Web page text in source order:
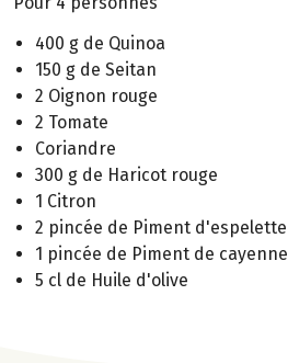
400 g de Quinoa
150 g de Seitan
2 Oignon rouge
2 Tomate
Coriandre
300 g de Haricot rouge
1 Citron
2 pincée de Piment d'espelette
1 pincée de Piment de cayenne
5 cl de Huile d'olive